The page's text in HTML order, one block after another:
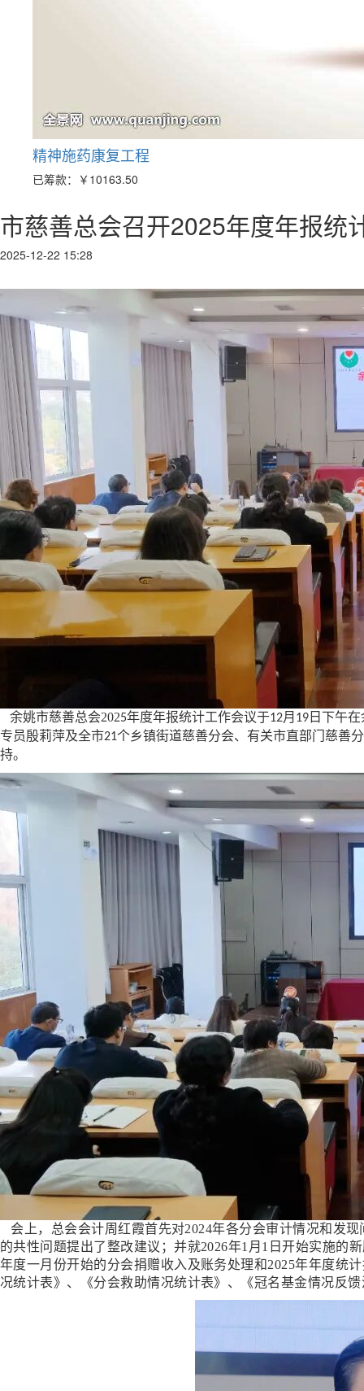
精神施药康复工程
已筹款： ￥10163.50
市慈善总会召开2025年度年报统
2025-12-22 15:28
余姚市慈善总会2025年度年报统计工作会议于12月 19 日下午在
专员殷莉萍及全市21个乡镇街道慈善分会、有关市直部门慈善
持。
会上，总会会计周红霞首先对2024年各分会审计情况和发
的共性问题提出了整改建议 ；并就2026年1月1日开始实施的
年度一月份开始的分会捐赠收入及账务处理和2025年年度统
况统计表》、《分会救助情况统计表》、《冠名基金情况反